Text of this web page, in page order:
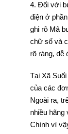
4. Đối với
điện ở
ghi rõ Mã
chữ số và
rõ ràng, dễ
Tại Xã
của các
Ngoài ra,
nhiều hãng
Chính vì